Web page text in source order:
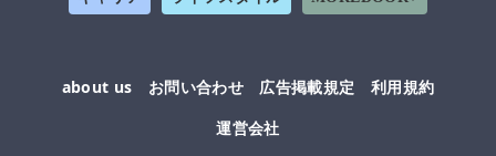
about us お問い合わせ 広告掲載規定
利用規約
運営会社